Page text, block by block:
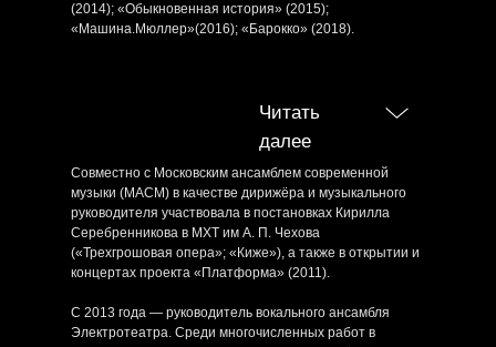
(2014); «Обыкновенная история» (2015);
«Машина.Мюллер»(2016); «Барокко» (2018).
Читать
далее
Совместно с Московским ансамблем современной
музыки (МАСМ) в качестве дирижёра и музыкального
руководителя участвовала в постановках Кирилла
Серебренникова в МХТ им А. П. Чехова
(«Трехгрошовая опера»; «Киже»), а также в открытии и
концертах проекта «Платформа» (2011).
C 2013 года — руководитель вокального ансамбля
Электротеатра. Среди многочисленных работ в